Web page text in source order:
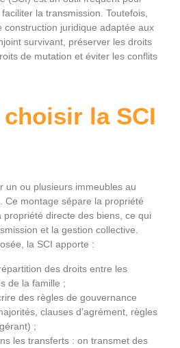
la transmission. Toutefois,
construction juridique adaptée aux
survivant, préserver les droits
de mutation et éviter les conflits
la SCI
un ou plusieurs immeubles au
Ce montage sépare la propriété
directe des biens, ce qui
et la gestion collective.
la SCI apporte :
des droits entre les
de la famille ;
des règles de gouvernance
clauses d’agrément, règles
;
les transferts : on transmet des